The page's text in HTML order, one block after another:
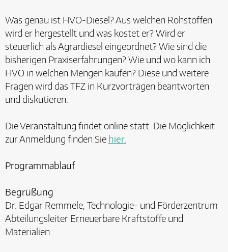
Was genau ist HVO-Diesel? Aus welchen Rohstoffen
wird er hergestellt und was kostet er? Wird er
steuerlich als Agrardiesel eingeordnet? Wie sind die
bisherigen Praxiserfahrungen? Wie und wo kann ich
HVO in welchen Mengen kaufen? Diese und weitere
Fragen wird das TFZ in Kurzvorträgen beantworten
und diskutieren.
Die Veranstaltung findet online statt. Die Möglichkeit
zur Anmeldung finden Sie hier.
Programmablauf
Begrüßung
Dr. Edgar Remmele, Technologie- und Förderzentrum
Abteilungsleiter Erneuerbare Kraftstoffe und
Materialien